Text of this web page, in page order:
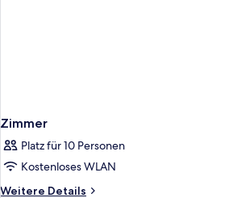
Zimmer
Platz für 10 Personen
Kostenloses WLAN
Weitere Details
Weitere